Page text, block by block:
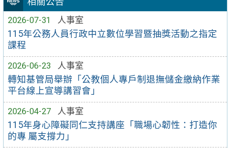
2026-07-31
人事室
115年公務人員行政中立數位學習暨抽獎活動之指定
課程
2026-06-23
人事室
轉知基管局舉辦「公教個人專戶制退撫儲金繳納作業
平台線上宣導講習會」
2026-04-27
人事室
115年身心障礙同仁支持講座「職場心韌性：打造你
的專 屬支撐力」